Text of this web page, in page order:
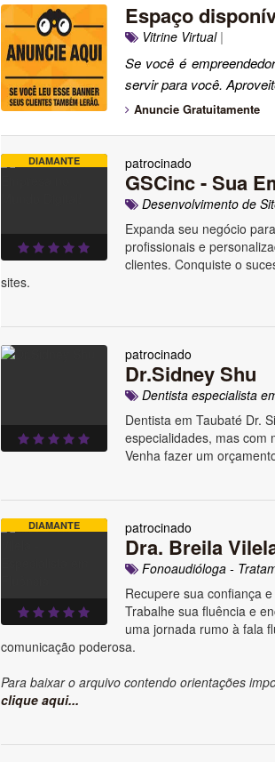
Espaço
Vitrine Virtual|
Se você é
servir para você.
Anuncie Gratuitamente
DIAMANTE patrocinado
GSCinc - Sua
Desenvolvimento de
Expanda seu negócio
profissionais e
clientes. Conquiste o
sites.
patrocinado
Dr.Sidney Shu
Dentista especialista
Dentista em Taubaté Dr.
especialidades, mas com
Venha fazer um
DIAMANTE patrocinado
Dra. Breila
Fonoaudióloga -
Recupere sua confiança
Trabalhe sua fluência e
uma jornada rumo à fala
comunicação poderosa.
Para baixar o arquivo contendo orientações
clique aqui...